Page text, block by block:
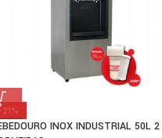
-21%
INOX INDUSTRIAL 50L 2